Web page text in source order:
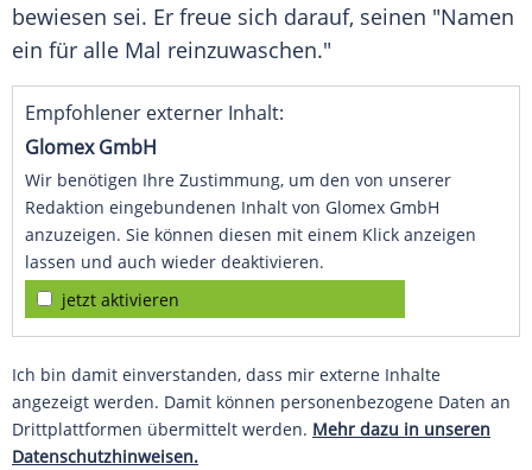
bewiesen sei. Er freue sich darauf, seinen "Namen
ein für alle Mal reinzuwaschen."
Empfohlener externer Inhalt:
Glomex GmbH
Wir benötigen Ihre Zustimmung, um den von unserer
Redaktion eingebundenen Inhalt von Glomex GmbH
anzuzeigen. Sie können diesen mit einem Klick anzeigen
lassen und auch wieder deaktivieren.
jetzt aktivieren
Ich bin damit einverstanden, dass mir externe Inhalte
angezeigt werden. Damit können personenbezogene Daten an
Drittplattformen übermittelt werden. Mehr dazu in unseren
Datenschutzhinweisen.